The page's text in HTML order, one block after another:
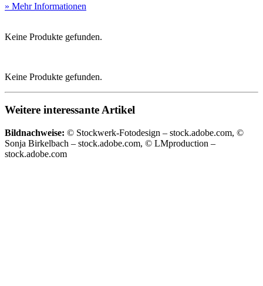
» Mehr Informationen
Keine Produkte gefunden.
Keine Produkte gefunden.
Weitere interessante Artikel
Bildnachweise: © Stockwerk-Fotodesign – stock.adobe.com, ©
Sonja Birkelbach – stock.adobe.com, © LMproduction –
stock.adobe.com